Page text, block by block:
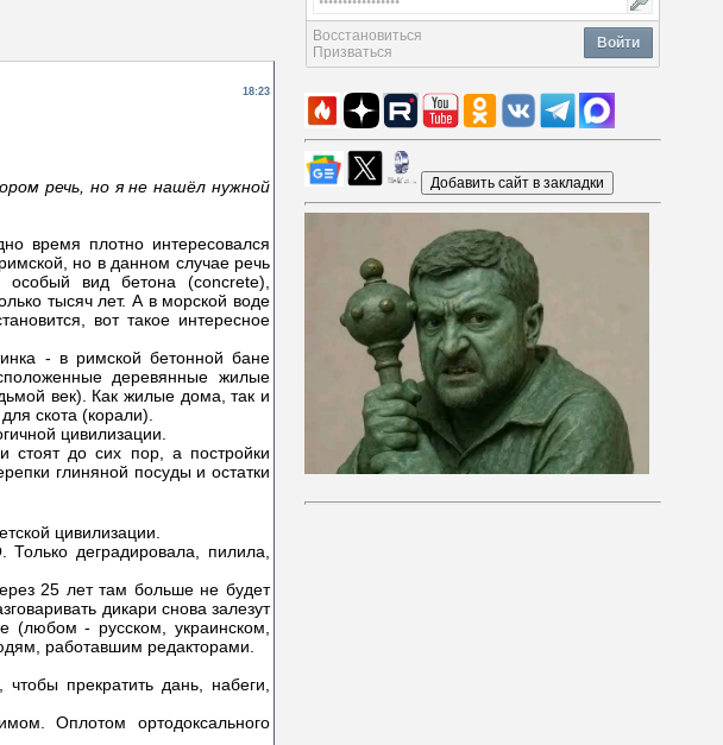
18:23
речь, но я не нашёл нужной
время плотно интересовался
но в данном случае речь
вид бетона (concrete),
тысяч лет. А в морской воде
вот такое интересное
- в римской бетонной бане
деревянные жилые
век). Как жилые дома, так и
скота (корали).
цивилизации.
стоят до сих пор, а постройки
глиняной посуды и остатки
цивилизации.
деградировала, пилила,
25 лет там больше не будет
дикари снова залезут
(любом - русском, украинском,
работавшим редакторами.
прекратить дань, набеги,
Оплотом ортодоксального
Войти
Восстановиться
Призваться